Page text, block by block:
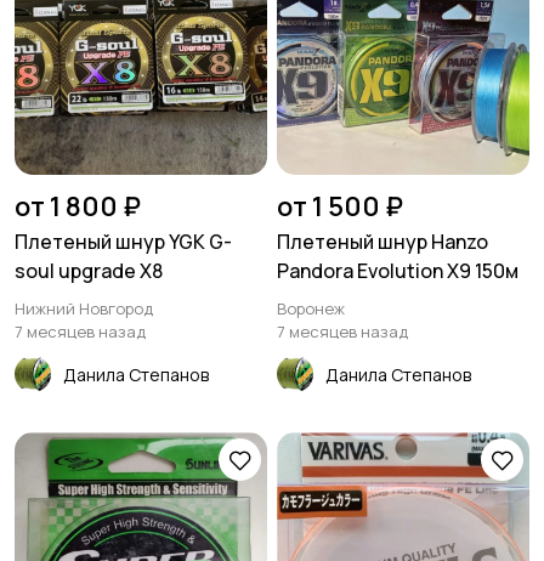
от 1 800 ₽
Плетеный шнур YGK G-
soul upgrade X8
Нижний Новгород
7 месяцев назад
Данила Степанов
от 1 500 ₽
Плетеный шнур Hanzo
Pandora Evolution X9 150м
Воронеж
7 месяцев назад
Данила Степанов